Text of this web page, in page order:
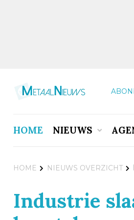
HOME NIEUWS
HOME NIEUWS OVERZICHT
Industrie